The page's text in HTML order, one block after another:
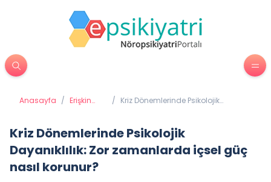
Anasayfa / Erişkin
/ Kriz Dönemlerinde Psikolojik
Kriz Dönemlerinde Psikolojik
Dayanıklılık: Zor zamanlarda içsel güç
nasıl korunur?